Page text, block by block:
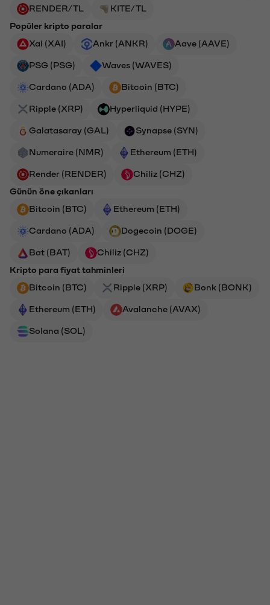
RENDER/TL
KITE/TL
Popüler kripto paralar
Xai (XAI)
Ankr (ANKR) Aave (AAVE)
PSG (PSG) Waves (WAVES)
Cardano (ADA) Bitcoin (BTC)
Ripple (XRP) Hyperliquid (HYPE)
Galatasaray (GAL) Synapse (SYN)
Numeraire (NMR) Ethereum (ETH)
Render (RENDER)
Chiliz (CHZ)
Günün öne çıkanları
Bitcoin (BTC)
Ethereum (ETH)
Cardano (ADA) Dogecoin (DOGE)
Bat (BAT)
Chiliz (CHZ)
Kripto para fiyat tahminleri
Bitcoin (BTC)
Ripple (XRP) Bonk (BONK)
Ethereum (ETH) Avalanche (AVAX)
Solana (SOL)